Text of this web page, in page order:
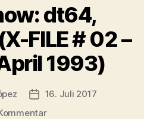
dt64,
FILE # 02 –
1993)
Veröffentlichungsdatum
16. Juli 2017
zu